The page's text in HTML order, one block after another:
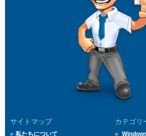
サイトマップ
私たちについて
カテゴリ